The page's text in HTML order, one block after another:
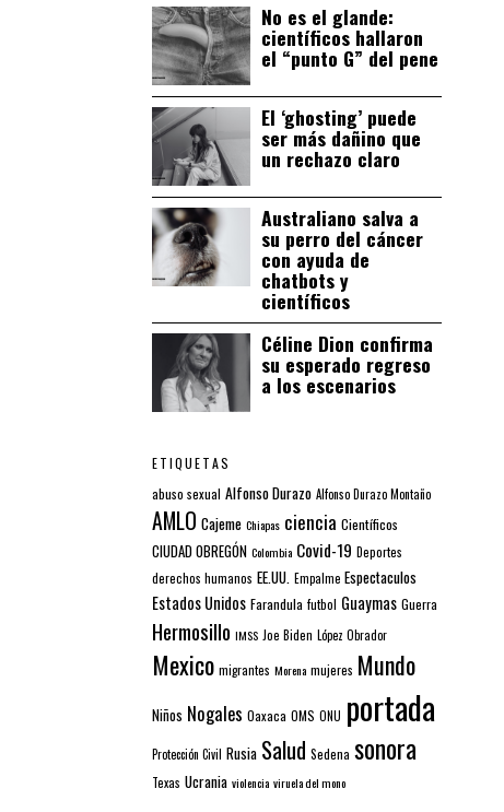
No es el glande:
científicos hallaron
el “punto G” del pene
El ‘ghosting’ puede
ser más dañino que
un rechazo claro
Australiano salva a
su perro del cáncer
con ayuda de
chatbots y
científicos
Céline Dion confirma
su esperado regreso
a los escenarios
ETIQUETAS
abuso sexual Alfonso Durazo Alfonso Durazo Montaño
AMLO Cajeme Chiapas ciencia Científicos
CIUDAD OBREGÓN Colombia Covid-19 Deportes
derechos humanos EE.UU. Empalme Espectaculos
Estados Unidos Farandula futbol Guaymas Guerra
Hermosillo IMSS Joe Biden López Obrador
Mexico migrantes Morena mujeres Mundo
Niños Nogales Oaxaca OMS ONU portada
Protección Civil Rusia Salud Sedena sonora
Texas Ucrania violencia viruela del mono